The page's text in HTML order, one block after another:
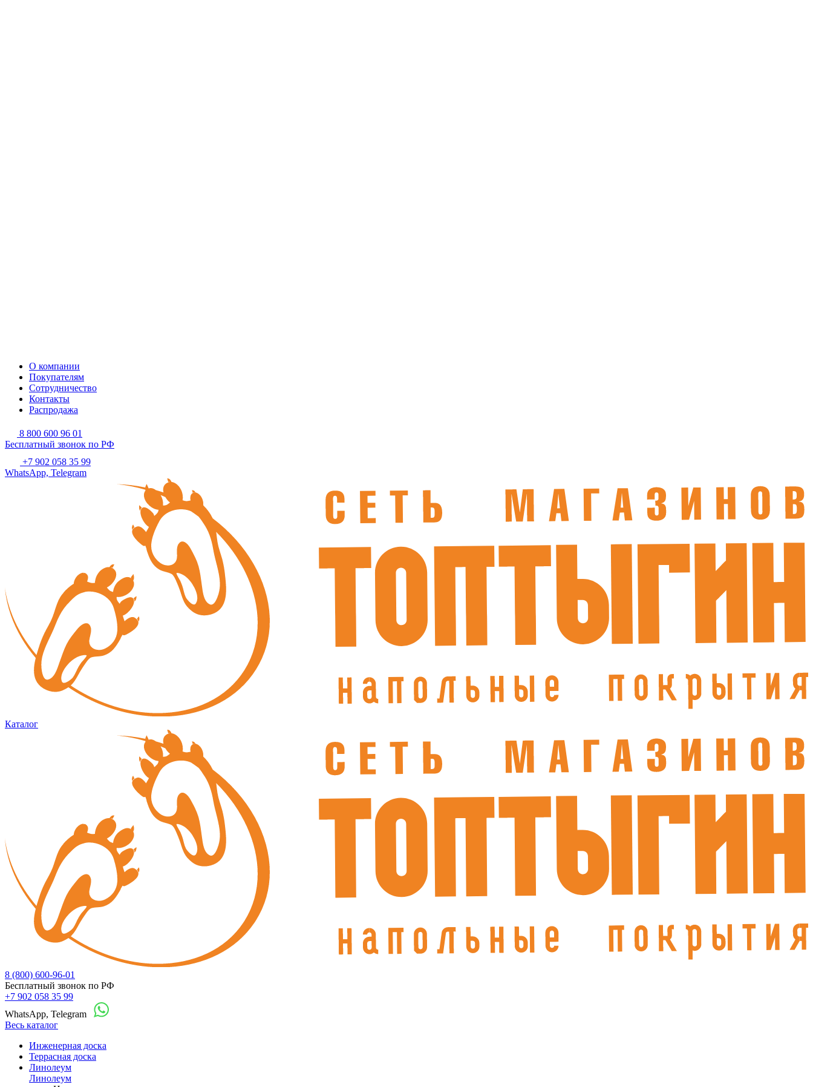
О компании
Покупателям
Сотрудничество
Контакты
Распродажа
8 800 600 96 01
Бесплатный звонок по РФ
+7 902 058 35 99
WhatsApp, Telegram
Каталог
8 (800) 600-96-01
Бесплатный звонок по РФ
+7 902 058 35 99
WhatsApp, Telegram
Весь каталог
Инженерная доска
Террасная доска
Линолеум
Линолеум